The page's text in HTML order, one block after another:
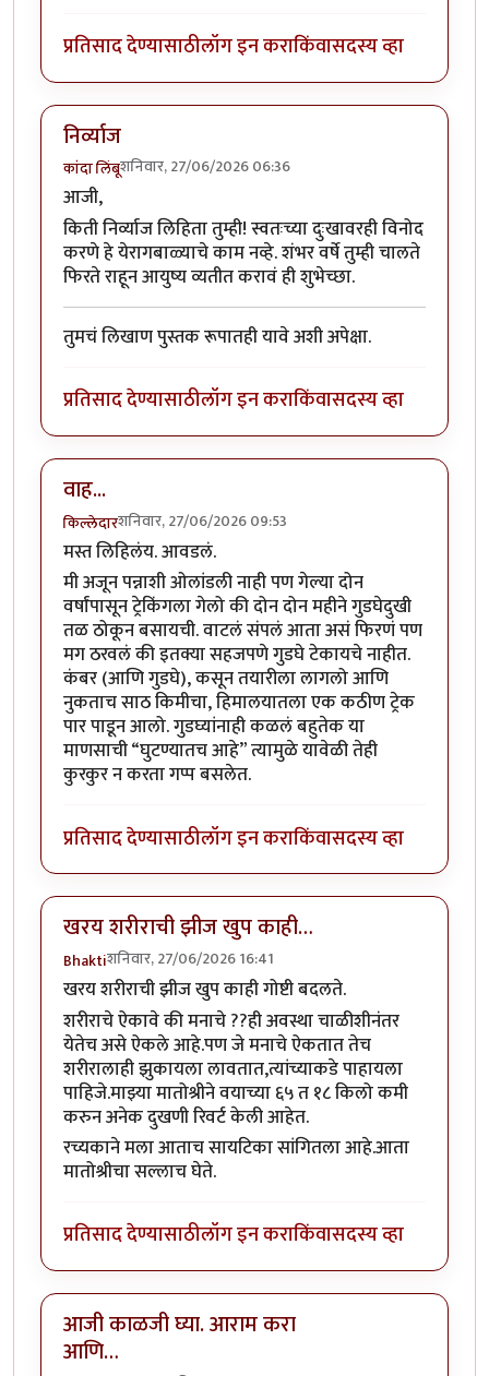
प्रतिसाद देण्यासाठीलॉग इन कराकिंवासदस्य व्हा
निर्व्याज
कांदा लिंबूशनिवार, 27/06/2026 06:36
आजी,
किती निर्व्याज लिहिता तुम्ही! स्वतःच्या दुःखावरही विनोद
करणे हे येरागबाळ्याचे काम नव्हे. शंभर वर्षे तुम्ही चालते
फिरते राहून आयुष्य व्यतीत करावं ही शुभेच्छा.
तुमचं लिखाण पुस्तक रूपातही यावे अशी अपेक्षा.
प्रतिसाद देण्यासाठीलॉग इन कराकिंवासदस्य व्हा
वाह...
किल्लेदारशनिवार, 27/06/2026 09:53
मस्त लिहिलंय. आवडलं.
मी अजून पन्नाशी ओलांडली नाही पण गेल्या दोन
वर्षांपासून ट्रेकिंगला गेलो की दोन दोन महीने गुडघेदुखी
तळ ठोकून बसायची. वाटलं संपलं आता असं फिरणं पण
मग ठरवलं की इतक्या सहजपणे गुडघे टेकायचे नाहीत.
कंबर (आणि गुडघे), कसून तयारीला लागलो आणि
नुकताच साठ किमीचा, हिमालयातला एक कठीण ट्रेक
पार पाडून आलो. गुडघ्यांनाही कळलं बहुतेक या
माणसाची “घुटण्यातच आहे” त्यामुळे यावेळी तेही
कुरकुर न करता गप्प बसलेत.
प्रतिसाद देण्यासाठीलॉग इन कराकिंवासदस्य व्हा
खरय शरीराची झीज खुप काही…
Bhaktiशनिवार, 27/06/2026 16:41
खरय शरीराची झीज खुप काही गोष्टी बदलते.
शरीराचे ऐकावे की मनाचे ??ही अवस्था चाळीशीनंतर
येतेच असे ऐकले आहे.पण जे मनाचे ऐकतात तेच
शरीरालाही झुकायला लावतात,त्यांच्याकडे पाहायला
पाहिजे.माझ्या मातोश्रीने वयाच्या ६५ त १८ किलो कमी
करुन अनेक दुखणी रिवर्ट केली आहेत.
रच्यकाने मला आताच सायटिका सांगितला आहे.आता
मातोश्रीचा सल्लाच घेते.
प्रतिसाद देण्यासाठीलॉग इन कराकिंवासदस्य व्हा
आजी काळजी घ्या. आराम करा
आणि…